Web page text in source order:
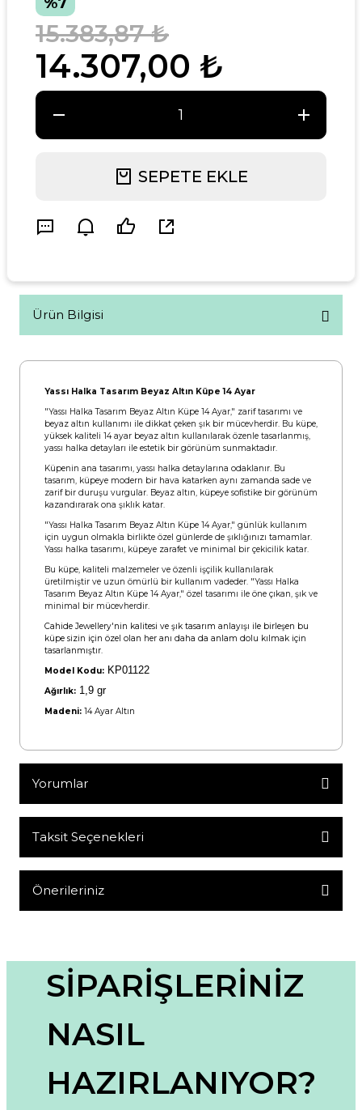
14.307,00 ₺
15.383,87 ₺
SEPETE EKLE
Ürün Bilgisi
Yassı Halka Tasarım Beyaz Altın Küpe 14 Ayar
"Yassı Halka Tasarım Beyaz Altın Küpe 14 Ayar," zarif tasarımı ve
beyaz altın kullanımı ile dikkat çeken şık bir mücevherdir. Bu küpe,
yüksek kaliteli 14 ayar beyaz altın kullanılarak özenle tasarlanmış,
yassı halka detayları ile estetik bir görünüm sunmaktadır.
Küpenin ana tasarımı, yassı halka detaylarına odaklanır. Bu
tasarım, küpeye modern bir hava katarken aynı zamanda sade ve
zarif bir duruşu vurgular. Beyaz altın, küpeye sofistike bir görünüm
kazandırarak ona şıklık katar.
"Yassı Halka Tasarım Beyaz Altın Küpe 14 Ayar," günlük kullanım
için uygun olmakla birlikte özel günlerde de şıklığınızı tamamlar.
Yassı halka tasarımı, küpeye zarafet ve minimal bir çekicilik katar.
Bu küpe, kaliteli malzemeler ve özenli işçilik kullanılarak
üretilmiştir ve uzun ömürlü bir kullanım vadeder. "Yassı Halka
Tasarım Beyaz Altın Küpe 14 Ayar," özel tasarımı ile öne çıkan, şık ve
minimal bir mücevherdir.
Cahide Jewellery'nin kalitesi ve şık tasarım anlayışı ile birleşen bu
küpe sizin için özel olan her anı daha da anlam dolu kılmak için
tasarlanmıştır.
Model Kodu: KP01122
Ağırlık: 1,9 gr
Madeni: 14 Ayar Altın
Yorumlar
Bu ürüne ilk yorumu siz yapın!
Taksit Seçenekleri
Önerileriniz
Görüş ve önerileriniz için teşekkür ederiz.
Ürün resmi kalitesiz, bozuk veya görüntülenemiyor.
Ürün açıklamasında eksik bilgiler bulunuyor.
Ürün fiyatı diğer sitelerden daha pahalı.
Bu ürüne benzer farklı alternatifler olmalı.
SİPARİŞLERİNİZ
NASIL
HAZIRLANIYOR?